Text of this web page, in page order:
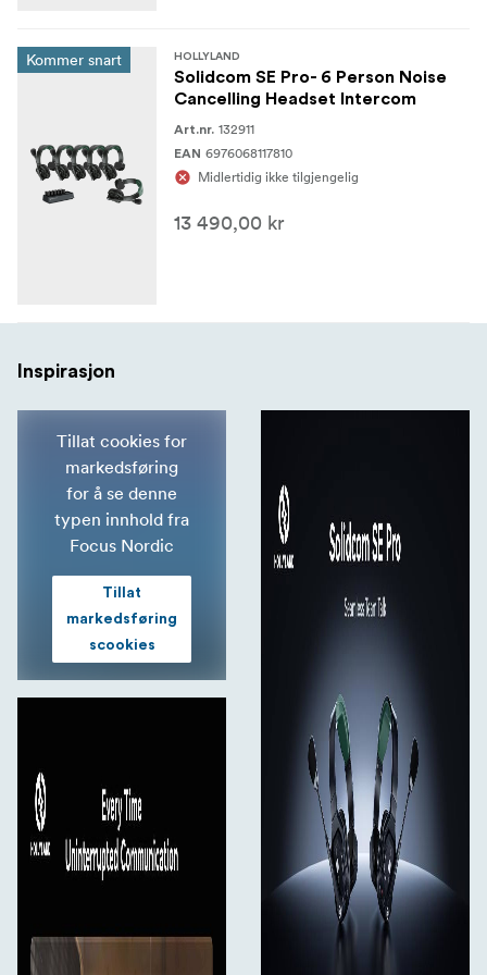
USB-A til USB-C-kabel x1
Brukerhåndbok x1
Garantikort x1
Kommer snart HOLLYLAND
Solidcom SE Pro- 6 Person Noise
Cancelling Headset Intercom
Art.nr. 132911
EAN 6976068117810
Midlertidig ikke tilgjengelig
13 490,00 kr
Inspirasjon
Tillat cookies for
markedsføring
for å se denne
typen innhold fra
Focus Nordic
Tillat
markedsføring
scookies